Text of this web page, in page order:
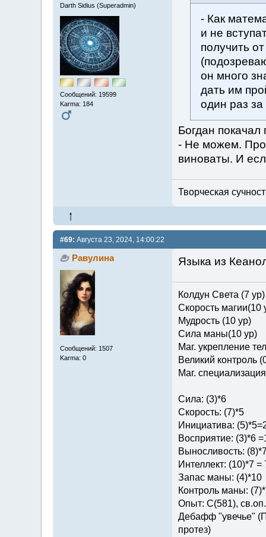
Darth Sidius (Superadmin)
Сообщений: 19599
Karma: 184
- Как
и не
получить
он много
дать им
один раз
Богдан покачал
- Не можем.
виноваты. И
Творческая
#69: Августа 23, 2024, 14:00:22
Равулина
Сообщений: 1507
Karma: 0
Языка из
Колдун Света (7
Скорость магии(10
Мудрость (10 ур)
Сила маны(10 ур)
Маг. укрепление
Великий контроль
Маг.
Сила: (3)*6
Скорость: (7)*5
Инициатива:
Восприятие: (3)*6
Выносливость:
Интеллект: (10)*7 =
Запас маны: (4)*10
Контроль маны:
Опыт: C(581),
Дебафф "увечье"
протез)